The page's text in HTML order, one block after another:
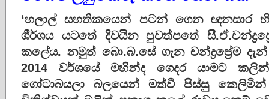
‘හලාල් සහතිකයෙන් පටන් ගෙන ඥනසාර
ශීර්ශය යටතේ දිවයින පුවත්පතේ
කලේය. නමුත් බො.බ.සේ ගැන චන්ද්‍රප්‍රේම
2014 වර්ශයේ මහින්ද ගෙදර යාමට කලින්
ගෝටාබයලා බලයෙන් මත්වී පිස්සු